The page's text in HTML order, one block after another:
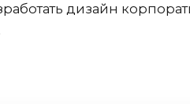
дизайн